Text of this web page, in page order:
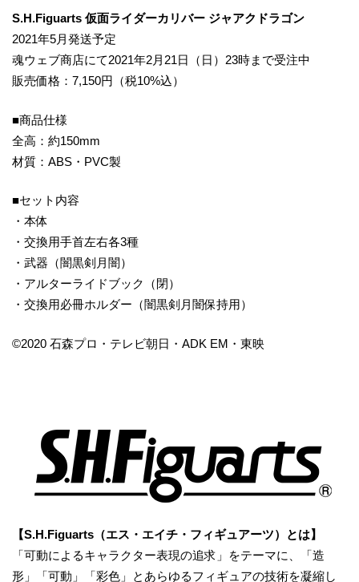
S.H.Figuarts 仮面ライダーカリバー ジャアクドラゴン
2021年5月発送予定
魂ウェブ商店にて2021年2月21日（日）23時まで受注中
販売価格：7,150円（税10%込）
■商品仕様
全高：約150mm
材質：ABS・PVC製
■セット内容
・本体
・交換用手首左右各3種
・武器（闇黒剣月闇）
・アルターライドブック（閉）
・交換用必冊ホルダー（闇黒剣月闇保持用）
©2020 石森プロ・テレビ朝日・ADK EM・東映
【S.H.Figuarts（エス・エイチ・フィギュアーツ）とは】
「可動によるキャラクター表現の追求」をテーマに、「造
形」「可動」「彩色」とあらゆるフィギュアの技術を凝縮し